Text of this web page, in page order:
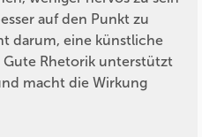
auf den Punkt zu
darum, eine künstliche
Rhetorik unterstützt
macht die Wirkung